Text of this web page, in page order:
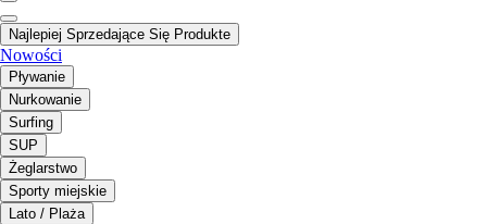
Najlepiej Sprzedające Się Produkte
Nowości
Pływanie
Nurkowanie
Surfing
SUP
Żeglarstwo
Sporty miejskie
Lato / Plaża